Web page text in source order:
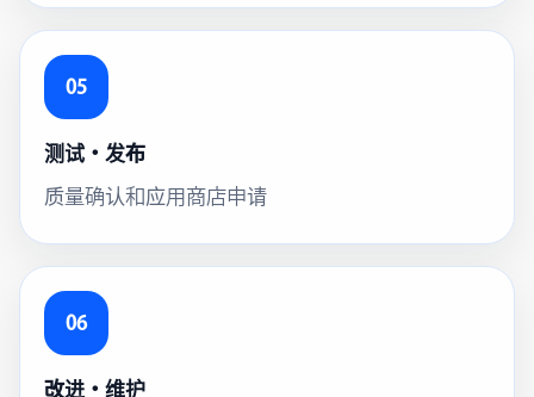
05
测试・发布
质量确认和应用商店申请
06
改进・维护